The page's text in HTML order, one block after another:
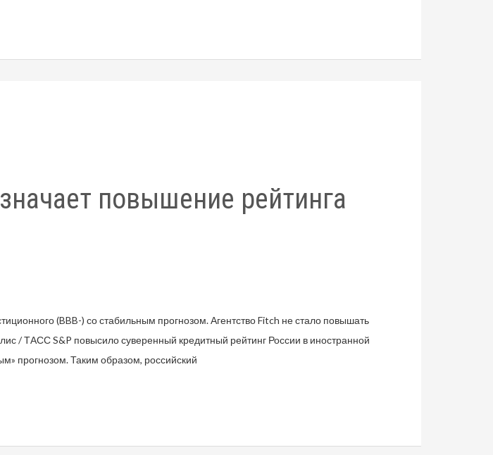
повышение рейтинга
(BBB-) со стабильным прогнозом. Агентство Fitch не стало повышать
/ ТАСС S&P повысило суверенный кредитный рейтинг России в иностранной
прогнозом. Таким образом, российский